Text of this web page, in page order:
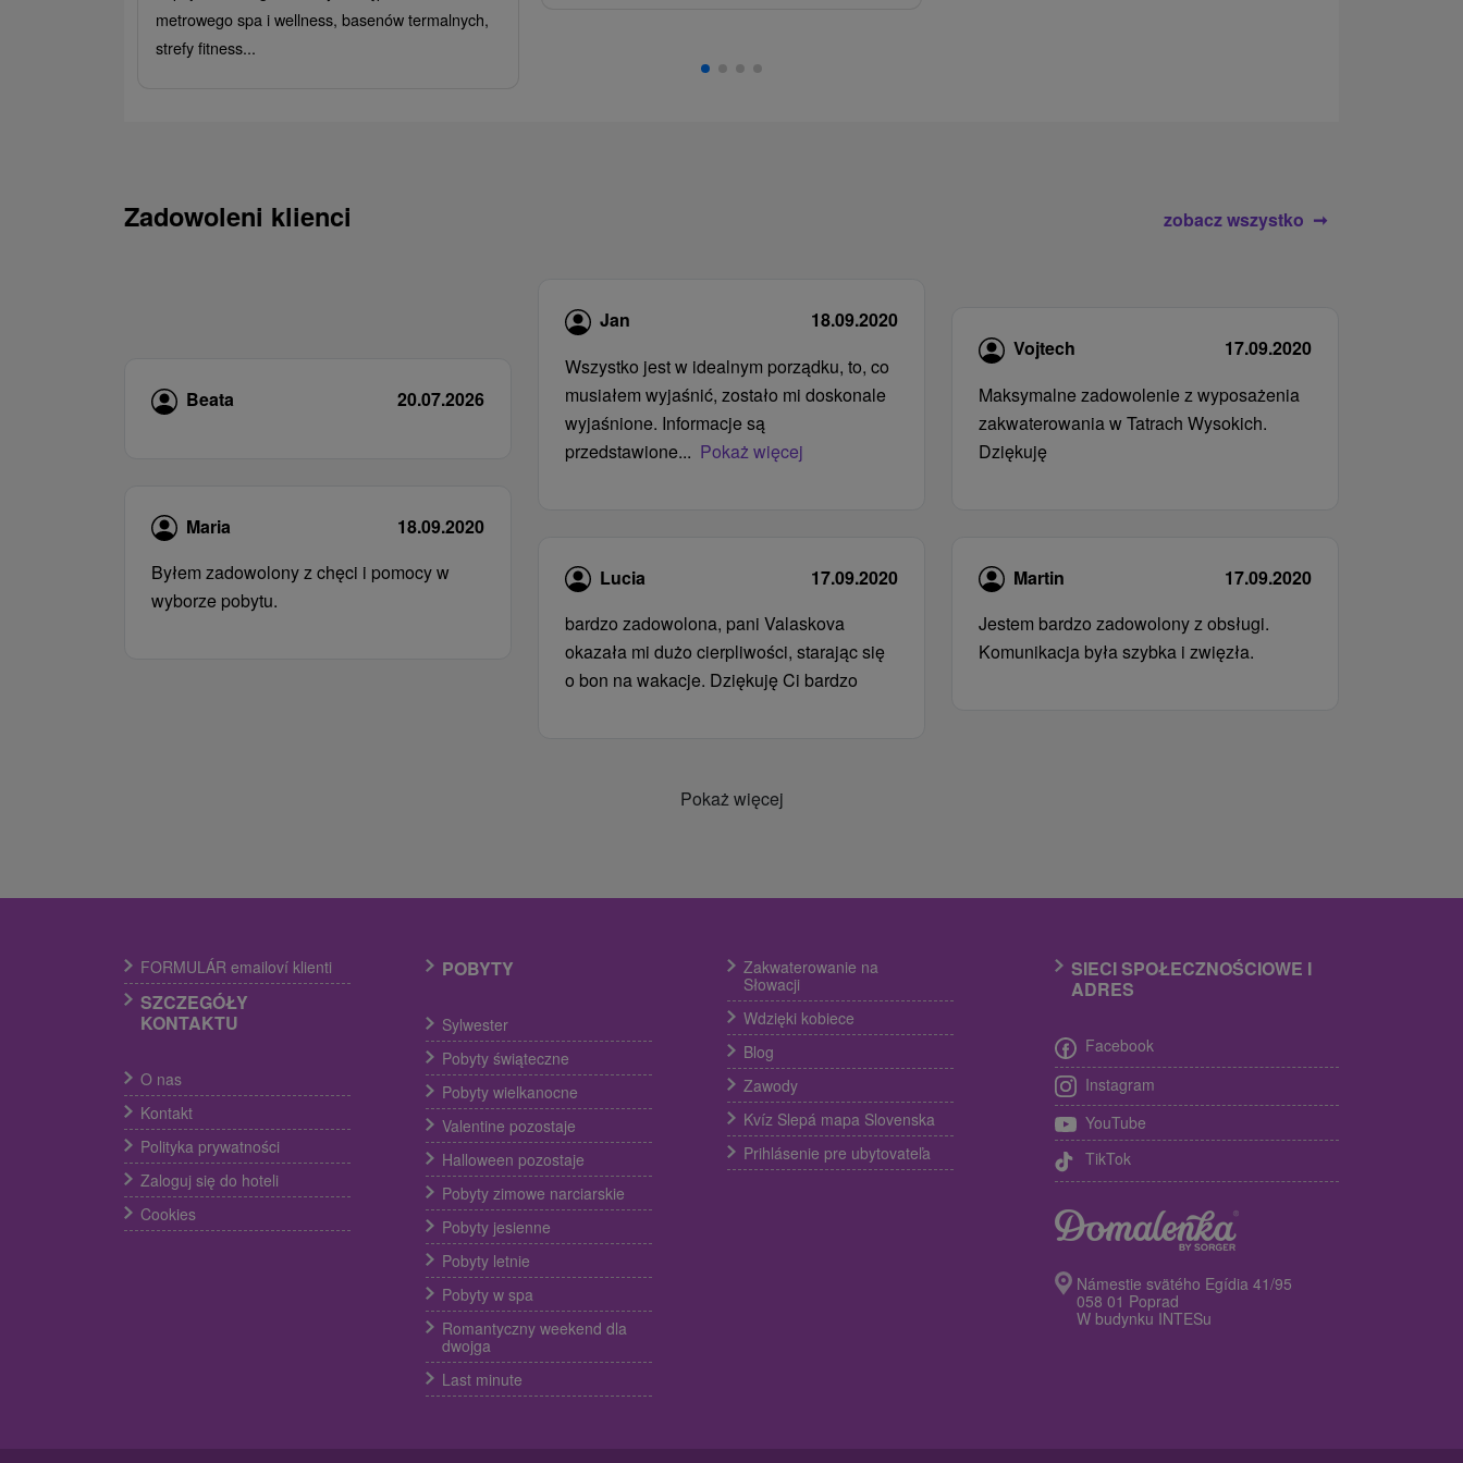
metrowego spa i wellness, basenów termalnych,
strefy fitness...
Zadowoleni klienci zobacz wszystko
Beata 20.07.2026
Maria
18.09.2020
Byłem zadowolony z chęci i pomocy w
wyborze pobytu.
Jan
18.09.2020
Wszystko jest w idealnym porządku, to, co
musiałem wyjaśnić, zostało mi doskonale
wyjaśnione. Informacje są
przedstawione... Pokaż więcej
Lucia
17.09.2020
bardzo zadowolona, ​​pani Valaskova
okazała mi dużo cierpliwości, starając się
o bon na wakacje. Dziękuję Ci bardzo
Vojtech
17.09.2020
Maksymalne zadowolenie z wyposażenia
zakwaterowania w Tatrach Wysokich.
Dziękuję
Martin
17.09.2020
Jestem bardzo zadowolony z obsługi.
Komunikacja była szybka i zwięzła.
Pokaż więcej
FORMULÁR emailoví klienti
SZCZEGÓŁY
KONTAKTU
O nas
Kontakt
Polityka prywatności
Zaloguj się do hoteli
Cookies
POBYTY
Sylwester
Pobyty świąteczne
Pobyty wielkanocne
Valentine pozostaje
Halloween pozostaje
Pobyty zimowe narciarskie
Pobyty jesienne
Pobyty letnie
Pobyty w spa
Romantyczny weekend dla
dwojga
Last minute
Zakwaterowanie na
Słowacji
Wdzięki kobiece
Blog
Zawody
Kvíz Slepá mapa Slovenska
Prihlásenie pre ubytovateľa
SIECI SPOŁECZNOŚCIOWE I
ADRES
Facebook
Instagram
YouTube
TikTok
Námestie svätého Egídia 41/95
058 01 Poprad
W budynku INTESu